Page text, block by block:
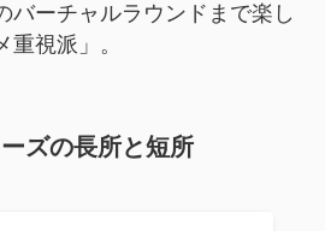
バーチャルラウンドまで楽し
視派」。
ズの長所と短所